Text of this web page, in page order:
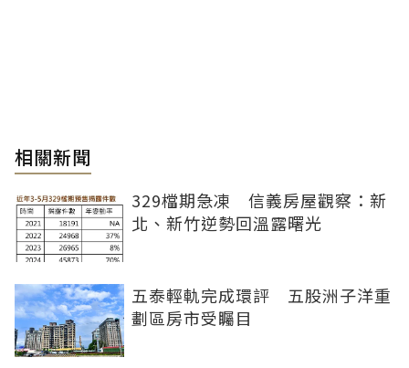
相關新聞
329檔期急凍 信義房屋觀察：新
北、新竹逆勢回溫露曙光
五泰輕軌完成環評 五股洲子洋重
劃區房市受矚目